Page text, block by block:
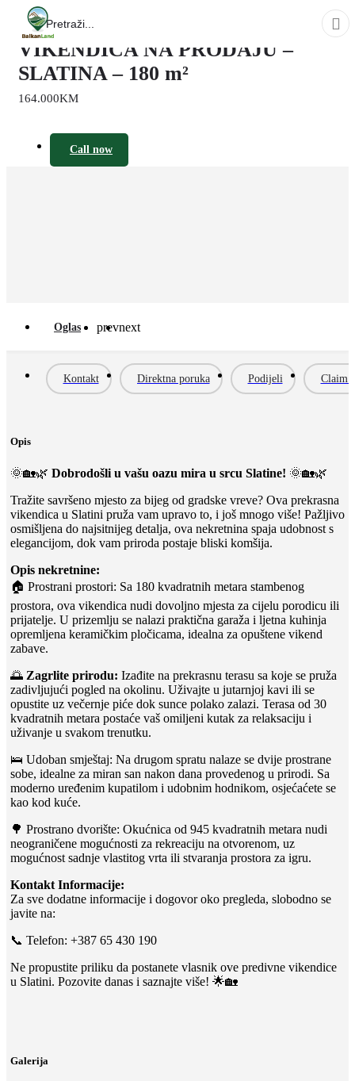
VIKENDICA NA PRODAJU –
SLATINA – 180 m²
164.000KM
Call now
Oglas prevnext
Kontakt Direktna poruka Podijeli Claim
Opis
🌞🏡🌿 Dobrodošli u vašu oazu mira u srcu Slatine! 🌞🏡🌿
Tražite savršeno mjesto za bijeg od gradske vreve? Ova prekrasna
vikendica u Slatini pruža vam upravo to, i još mnogo više! Pažljivo
osmišljena do najsitnijeg detalja, ova nekretnina spaja udobnost s
elegancijom, dok vam priroda postaje bliski komšija.
Opis nekretnine:
🏠 Prostrani prostori: Sa 180 kvadratnih metara stambenog
prostora, ova vikendica nudi dovoljno mjesta za cijelu porodicu ili
prijatelje. U prizemlju se nalazi praktična garaža i ljetna kuhinja
opremljena keramičkim pločicama, idealna za opuštene vikend
zabave.
🌅 Zagrlite prirodu: Izađite na prekrasnu terasu sa koje se pruža
zadivljujući pogled na okolinu. Uživajte u jutarnjoj kavi ili se
opustite uz večernje piće dok sunce polako zalazi. Terasa od 30
kvadratnih metara postaće vaš omiljeni kutak za relaksaciju i
uživanje u svakom trenutku.
🛌 Udoban smještaj: Na drugom spratu nalaze se dvije prostrane
sobe, idealne za miran san nakon dana provedenog u prirodi. Sa
moderno uređenim kupatilom i udobnim hodnikom, osjećaćete se
kao kod kuće.
🌳 Prostrano dvorište: Okućnica od 945 kvadratnih metara nudi
neograničene mogućnosti za rekreaciju na otvorenom, uz
mogućnost sadnje vlastitog vrta ili stvaranja prostora za igru.
Kontakt Informacije:
Za sve dodatne informacije i dogovor oko pregleda, slobodno se
javite na:
📞 Telefon: +387 65 430 190
Ne propustite priliku da postanete vlasnik ove predivne vikendice
u Slatini. Pozovite danas i saznajte više! 🌟🏡
Galerija